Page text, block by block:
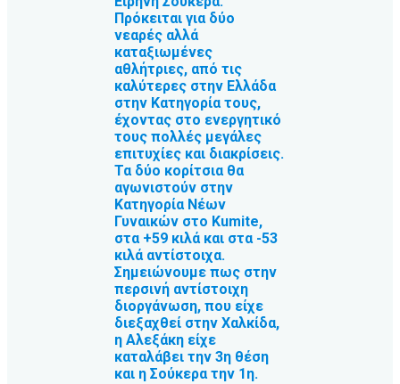
Πρόκειται για δύο
νεαρές αλλά
καταξιωμένες
αθλήτριες, από τις
καλύτερες στην Ελλάδα
στην Κατηγορία τους,
έχοντας στο ενεργητικό
τους πολλές μεγάλες
επιτυχίες και διακρίσεις.
Τα δύο κορίτσια θα
αγωνιστούν στην
Κατηγορία Νέων
Γυναικών στο Kumite,
στα +59 κιλά και στα -53
κιλά αντίστοιχα.
Σημειώνουμε πως στην
περσινή αντίστοιχη
διοργάνωση, που είχε
διεξαχθεί στην Χαλκίδα,
η Αλεξάκη είχε
καταλάβει την 3η θέση
και η Σούκερα την 1η.